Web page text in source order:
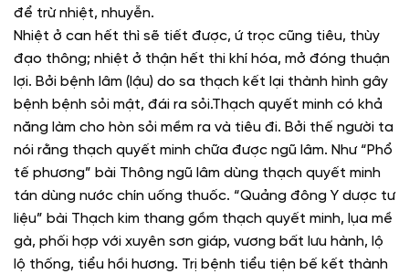
để trừ nhiệt, nhuyễn.
Nhiệt ở can hết thì sẽ tiết được, ứ trọc cũng tiêu, thùy
đạo thông; nhiệt ở thận hết thi khí hóa, mở đóng thuận
lợi. Bởi bệnh lâm (lậu) do sa thạch kết lại thành hình gây
bệnh bệnh sỏi mật, đái ra sỏi.Thạch quyết minh có khả
năng làm cho hòn sỏi mềm ra và tiêu đi. Bởi thế người ta
nói rằng thạch quyết minh chữa được ngũ lâm. Như “Phổ
tế phương” bài Thông ngũ lâm dùng thạch quyết minh
tán dùng nước chín uống thuốc. “Quảng đông Y dược tư
liệu” bài Thạch kim thang gồm thạch quyết minh, lụa mề
gà, phối hợp với xuyên sơn giáp, vương bất lưu hành, lộ
lộ thống, tiểu hồi hương. Trị bệnh tiểu tiện bế kết thành